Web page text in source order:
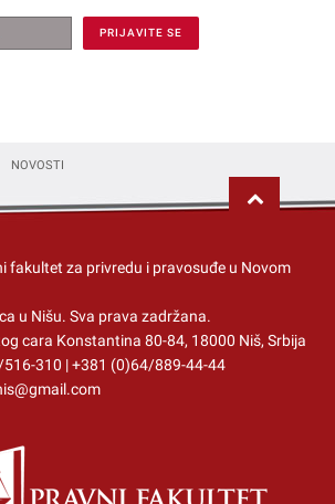
NOVOSTI
fakultet za privredu i pravosuđe u Novom
u Nišu. Sva prava zadržana.
cara Konstantina 80-84, 18000 Niš, Srbija
310 |+381 (0)64/889-44-44